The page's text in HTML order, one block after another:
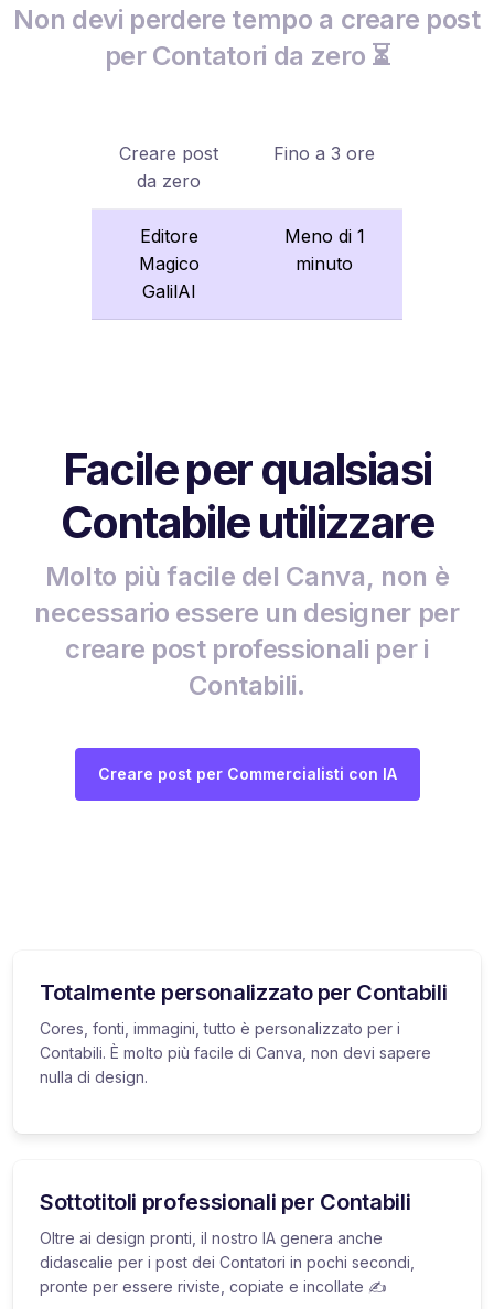
Non devi perdere tempo a creare post
per Contatori da zero ⏳
Creare post
da zero
Fino a 3 ore
Editore
Magico
GalilAI
Meno di 1
minuto
Facile per qualsiasi
Contabile utilizzare
Molto più facile del Canva, non è
necessario essere un designer per
creare post professionali per i
Contabili.
Creare post per Commercialisti con IA
Totalmente personalizzato per Contabili
Cores, fonti, immagini, tutto è personalizzato per i
Contabili. È molto più facile di Canva, non devi sapere
nulla di design.
Sottotitoli professionali per Contabili
Oltre ai design pronti, il nostro IA genera anche
didascalie per i post dei Contatori in pochi secondi,
pronte per essere riviste, copiate e incollate ✍️